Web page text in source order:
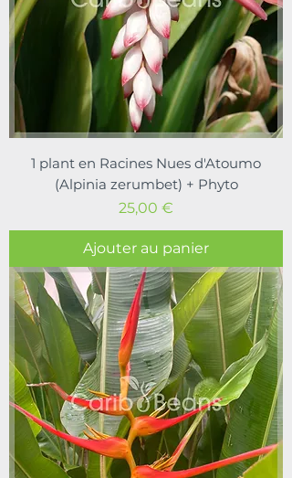
1 plant en Racines Nues d'Atoumo
(Alpinia zerumbet) + Phyto
Prix
25,00 €
Ajouter au panier